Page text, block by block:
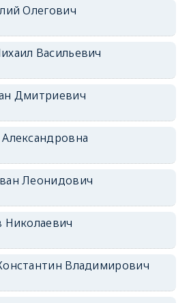
Олегович
Васильевич
Дмитриевич
Леонидович
Николаевич
Владимирович